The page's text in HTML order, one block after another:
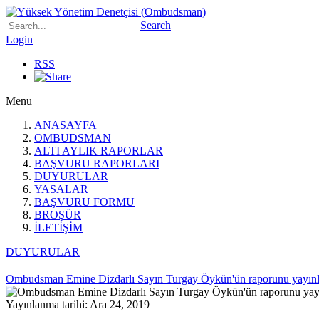
Search
Login
RSS
Menu
ANASAYFA
OMBUDSMAN
ALTI AYLIK RAPORLAR
BAŞVURU RAPORLARI
DUYURULAR
YASALAR
BAŞVURU FORMU
BROŞÜR
İLETİŞİM
DUYURULAR
Ombudsman Emine Dizdarlı Sayın Turgay Öykün'ün raporunu
Yayınlanma tarihi: Ara 24, 2019